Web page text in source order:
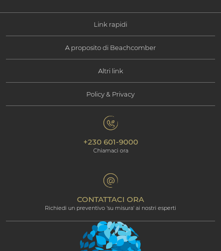
Link rapidi
Offerte
Mauritius
I nostri hotel
Programma di affiliazione
A proposito di Beachcomber
Informazioni Corporate
Responsabilità sociale
Responsabilità Ambientale
The Art of Beautiful
Altri link
Contattaci
Galleria Fotografica
Beachcomber Magazine
Area riservata al trade
Policy & Privacy
Policy Sulla Privacy
Informativa sui cookie
Termini e condizioni
+230 601-9000
Chiamaci ora
CONTATTACI ORA
Richiedi un preventivo 'su misura' ai nostri esperti